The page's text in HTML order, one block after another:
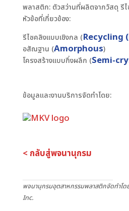
พลาสติก: ตัวสว่านที่ผลิตจากวัสดุ รีไ
หัวข้อที่เกี่ยวข้อง:
รีไซคลิงแบบเชิงกล (Recycling
อสัณฐาน (Amorphous)
โครงสร้างแบบกึ่งผลึก (Semi-
ข้อมูลและงานบริการจัดทำโดย:
< กลับสู่พจนานุกรม
พจนานุกรมอุตสาหกรรมพลาสติกจัดทำโด
Inc.